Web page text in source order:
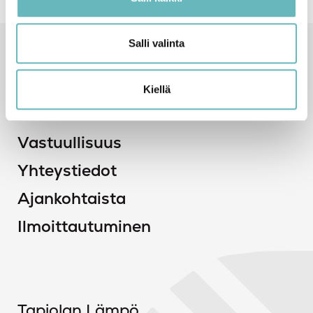
Salli valinta
Kiellä
Tapiolan Lämpö -konserni
Töihin meille
Vastuullisuus
Yhteystiedot
Ajankohtaista
Ilmoittautuminen